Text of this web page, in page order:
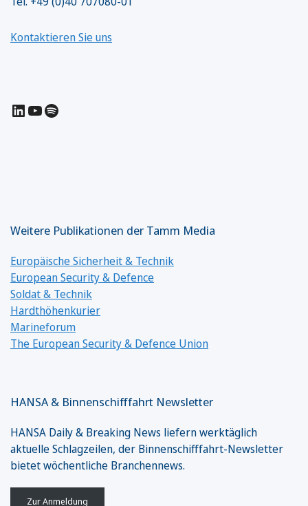
Kontaktieren Sie uns
LinkedIn
YouTube
Spotify
Weitere Publikationen der Tamm Media
Europäische Sicherheit & Technik
European Security & Defence
Soldat & Technik
Hardthöhenkurier
Marineforum
The European Security & Defence Union
HANSA & Binnenschifffahrt Newsletter
HANSA Daily & Breaking News liefern werktäglich
aktuelle Schlagzeilen, der Binnenschifffahrt-Newsletter
bietet wöchentliche Branchennews.
Zur Anmeldung